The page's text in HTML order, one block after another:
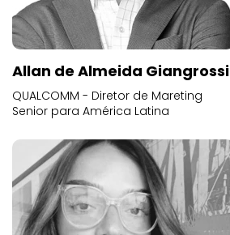
Allan de Almeida Giangrossi
QUALCOMM - Diretor de Mareting
Senior para América Latina